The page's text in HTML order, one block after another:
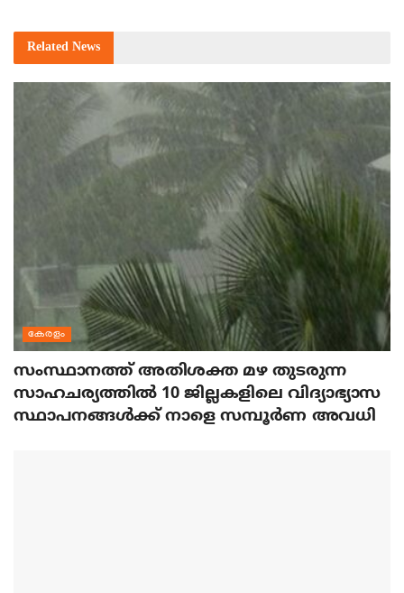
Related News
കേരളം
സംസ്ഥാനത്ത് അതിശക്ത മഴ തുടരുന്ന
സാഹചര്യത്തിൽ 10 ജില്ലകളിലെ വിദ്യാഭ്യാസ
സ്ഥാപനങ്ങൾക്ക് നാളെ സമ്പൂർണ അവധി